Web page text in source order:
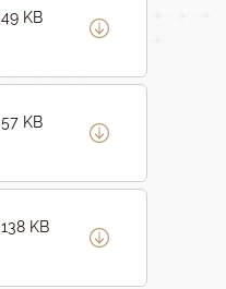
49 KB
57 KB
138 KB